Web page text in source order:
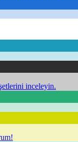
inceleyin.